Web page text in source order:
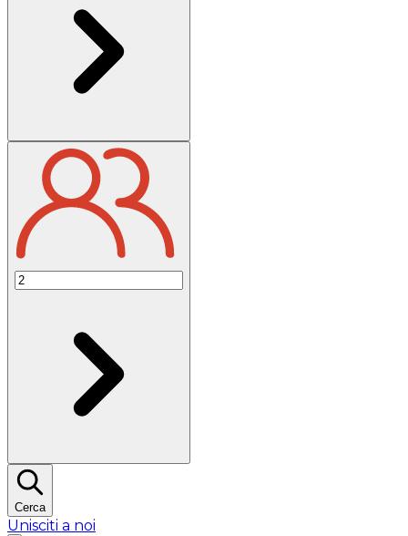
Cerca
Unisciti a noi